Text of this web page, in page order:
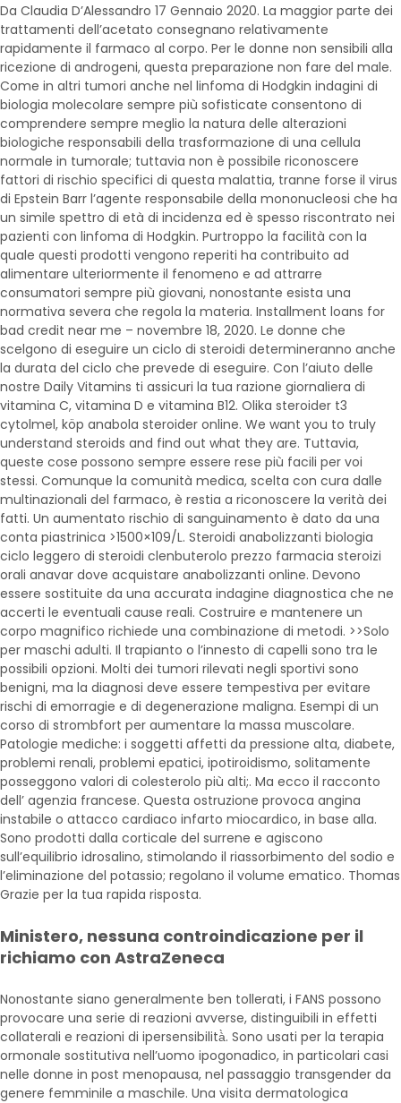
Da Claudia D’Alessandro 17 Gennaio 2020. La maggior parte dei
trattamenti dell’acetato consegnano relativamente
rapidamente il farmaco al corpo. Per le donne non sensibili alla
ricezione di androgeni, questa preparazione non fare del male.
Come in altri tumori anche nel linfoma di Hodgkin indagini di
biologia molecolare sempre più sofisticate consentono di
comprendere sempre meglio la natura delle alterazioni
biologiche responsabili della trasformazione di una cellula
normale in tumorale; tuttavia non è possibile riconoscere
fattori di rischio specifici di questa malattia, tranne forse il virus
di Epstein Barr l’agente responsabile della mononucleosi che ha
un simile spettro di età di incidenza ed è spesso riscontrato nei
pazienti con linfoma di Hodgkin. Purtroppo la facilità con la
quale questi prodotti vengono reperiti ha contribuito ad
alimentare ulteriormente il fenomeno e ad attrarre
consumatori sempre più giovani, nonostante esista una
normativa severa che regola la materia. Installment loans for
bad credit near me – novembre 18, 2020. Le donne che
scelgono di eseguire un ciclo di steroidi determineranno anche
la durata del ciclo che prevede di eseguire. Con l’aiuto delle
nostre Daily Vitamins ti assicuri la tua razione giornaliera di
vitamina C, vitamina D e vitamina B12. Olika steroider t3
cytolmel, köp anabola steroider online. We want you to truly
understand steroids and find out what they are. Tuttavia,
queste cose possono sempre essere rese più facili per voi
stessi. Comunque la comunità medica, scelta con cura dalle
multinazionali del farmaco, è restia a riconoscere la verità dei
fatti. Un aumentato rischio di sanguinamento è dato da una
conta piastrinica >1500×109/L. Steroidi anabolizzanti biologia
ciclo leggero di steroidi clenbuterolo prezzo farmacia steroizi
orali anavar dove acquistare anabolizzanti online. Devono
essere sostituite da una accurata indagine diagnostica che ne
accerti le eventuali cause reali. Costruire e mantenere un
corpo magnifico richiede una combinazione di metodi. >>Solo
per maschi adulti. Il trapianto o l’innesto di capelli sono tra le
possibili opzioni. Molti dei tumori rilevati negli sportivi sono
benigni, ma la diagnosi deve essere tempestiva per evitare
rischi di emorragie e di degenerazione maligna. Esempi di un
corso di strombfort per aumentare la massa muscolare.
Patologie mediche: i soggetti affetti da pressione alta, diabete,
problemi renali, problemi epatici, ipotiroidismo, solitamente
posseggono valori di colesterolo più alti;. Ma ecco il racconto
dell’ agenzia francese. Questa ostruzione provoca angina
instabile o attacco cardiaco infarto miocardico, in base alla.
Sono prodotti dalla corticale del surrene e agiscono
sull’equilibrio idrosalino, stimolando il riassorbimento del sodio e
l’eliminazione del potassio; regolano il volume ematico. Thomas
Grazie per la tua rapida risposta.
Ministero, nessuna controindicazione per il
richiamo con AstraZeneca
Nonostante siano generalmente ben tollerati, i FANS possono
provocare una serie di reazioni avverse, distinguibili in effetti
collaterali e reazioni di ipersensibilità̀. Sono usati per la terapia
ormonale sostitutiva nell’uomo ipogonadico, in particolari casi
nelle donne in post menopausa, nel passaggio transgender da
genere femminile a maschile. Una visita dermatologica